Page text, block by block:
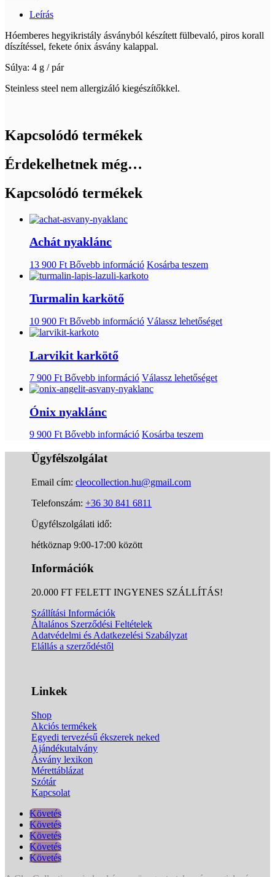
Leírás
Hóemberes hegyikristály ásványból készített fülbevaló, piros korall
díszítéssel, fekete ónix ásvány kalappal.
Súlya: 4 g / pár
Steinless steel nem allergizáló kiegészítőkkel.
Kapcsolódó termékek
Érdekelhetnek még…
Kapcsolódó termékek
Achát nyaklánc
13 900 Ft Bővebb információ Kosárba teszem
Turmalin karkötő
10 900 Ft Bővebb információ Válassz lehetőséget
Larvikit karkötő
7 900 Ft Bővebb információ Válassz lehetőséget
Ónix nyaklánc
9 900 Ft Bővebb információ Kosárba teszem
Ügyfélszolgálat
Email cím:cleocollection.hu@gmail.com
Telefonszám:+36 30 841 6811
Ügyfélszolgálati idő:
hétköznap 9:00-17:00 között
Információk
20.000 FT FELETT INGYENES SZÁLLÍTÁS!
Szállítási Információk
Általános Szerződési Feltételek
Adatvédelmi és Adatkezelési Szabályzat
Elállás a szerződéstől
Linkek
Shop
Akciós termékek
Egyedi tervezésű ékszerek neked
Ajándékutalvány
Ásvány lexikon
Mérettáblázat
Szótár
Kapcsolat
Követés
Követés
Követés
Követés
Követés